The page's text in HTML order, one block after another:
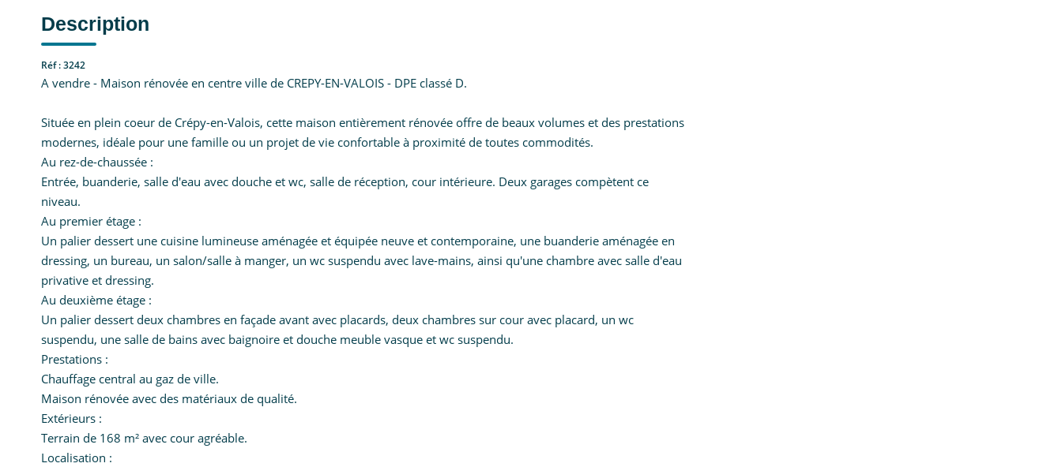
Description
Réf : 3242
A vendre - Maison rénovée en centre ville de CREPY-EN-VALOIS - DPE classé D.
Située en plein coeur de Crépy-en-Valois, cette maison entièrement rénovée offre de beaux volumes et des prestations
modernes, idéale pour une famille ou un projet de vie confortable à proximité de toutes commodités.
Au rez-de-chaussée :
Entrée, buanderie, salle d'eau avec douche et wc, salle de réception, cour intérieure. Deux garages compètent ce
niveau.
Au premier étage :
Un palier dessert une cuisine lumineuse aménagée et équipée neuve et contemporaine, une buanderie aménagée en
dressing, un bureau, un salon/salle à manger, un wc suspendu avec lave-mains, ainsi qu'une chambre avec salle d'eau
privative et dressing.
Au deuxième étage :
Un palier dessert deux chambres en façade avant avec placards, deux chambres sur cour avec placard, un wc
suspendu, une salle de bains avec baignoire et douche meuble vasque et wc suspendu.
Prestations :
Chauffage central au gaz de ville.
Maison rénovée avec des matériaux de qualité.
Extérieurs :
Terrain de 168 m² avec cour agréable.
Localisation :